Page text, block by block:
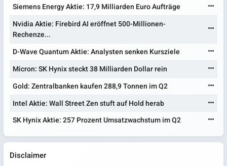
Siemens Energy Aktie: 17,9 Milliarden Euro Aufträge
Nvidia Aktie: Firebird AI eröffnet 500-Millionen-
Rechenze...
D-Wave Quantum Aktie: Analysten senken Kursziele
Micron: SK Hynix steckt 38 Milliarden Dollar rein
Gold: Zentralbanken kaufen 288,9 Tonnen im Q2
Intel Aktie: Wall Street Zen stuft auf Hold herab
SK Hynix Aktie: 257 Prozent Umsatzwachstum im Q2
Disclaimer